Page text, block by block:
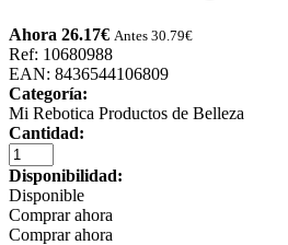
Ahora 26.17€ Antes 30.79€
Ref: 10680988
EAN: 8436544106809
Categoría:
Mi Rebotica Productos de Belleza
Cantidad:
Disponibilidad:
Disponible
Comprar ahora
Comprar ahora